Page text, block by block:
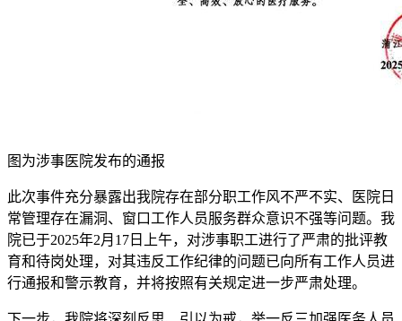
图为涉事医院发布的通报
此次事件充分暴露出我院存在部分职工作风不严不实、医院日
常管理存在漏洞、窗口工作人员服务群众意识不强等问题。我
院已于2025年2月17日上午，对涉事职工进行了严肃的批评教
育和待岗处理，对其违反工作纪律的问题已向所有工作人员进
行通报和警示教育，并将按照有关规定进一步严肃处理。